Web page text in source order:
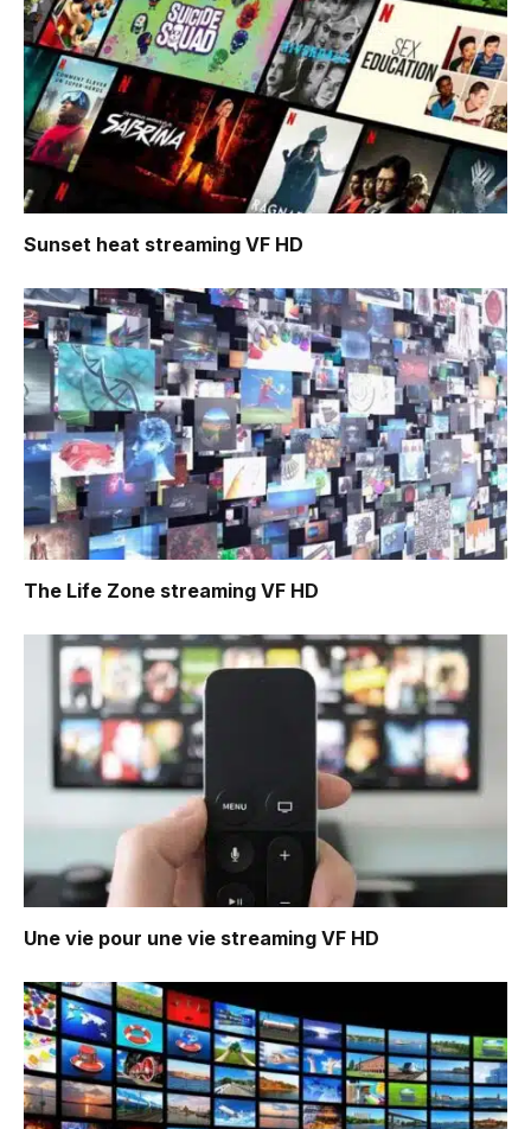
Sunset heat streaming VF HD
The Life Zone streaming VF HD
Une vie pour une vie streaming VF HD